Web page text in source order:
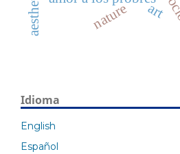
art
nature
Idioma
English
Español